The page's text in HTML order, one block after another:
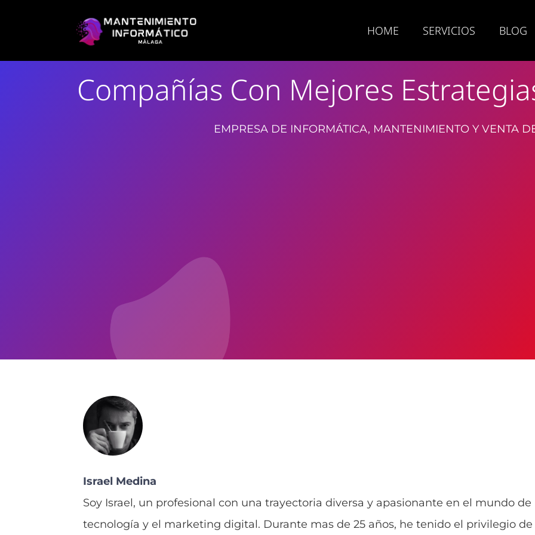
HOME SERVICIOS BLOG
Compañías Con Mejores
EMPRESA DE INFORMÁTICA, MANTENIMIENTO Y VENTA
Israel Medina
Soy Israel, un profesional con una trayectoria diversa y apasionante en el mundo de
tecnología y el marketing digital. Durante mas de 25 años, he tenido el privilegio de